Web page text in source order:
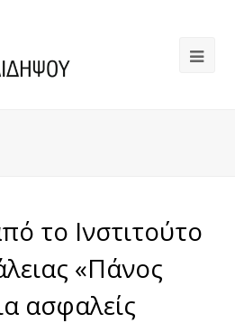
το Ινστιτούτο
«Πάνος
ασφαλείς